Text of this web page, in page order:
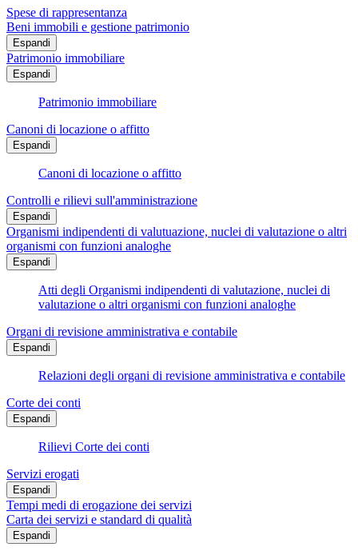
Spese di rappresentanza
Beni immobili e gestione patrimonio
Espandi
Patrimonio immobiliare
Espandi
Patrimonio immobiliare
Canoni di locazione o affitto
Espandi
Canoni di locazione o affitto
Controlli e rilievi sull'amministrazione
Espandi
Organismi indipendenti di valutuazione, nuclei di valutazione o altri
organismi con funzioni analoghe
Espandi
Atti degli Organismi indipendenti di valutazione, nuclei di
valutazione o altri organismi con funzioni analoghe
Organi di revisione amministrativa e contabile
Espandi
Relazioni degli organi di revisione amministrativa e contabile
Corte dei conti
Espandi
Rilievi Corte dei conti
Servizi erogati
Espandi
Tempi medi di erogazione dei servizi
Carta dei servizi e standard di qualità
Espandi